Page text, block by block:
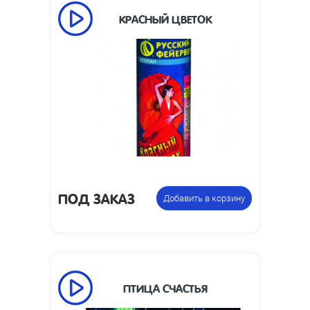
КРАСНЫЙ ЦВЕТОК
Время работы, сек:
70
Высота пламени, м:
2
Размеры упаковки,
223 x 85
Цена указана за
Фонтан
пиротехнический
ПОД ЗАКАЗ Добавить в корзину
ПТИЦА СЧАСТЬЯ